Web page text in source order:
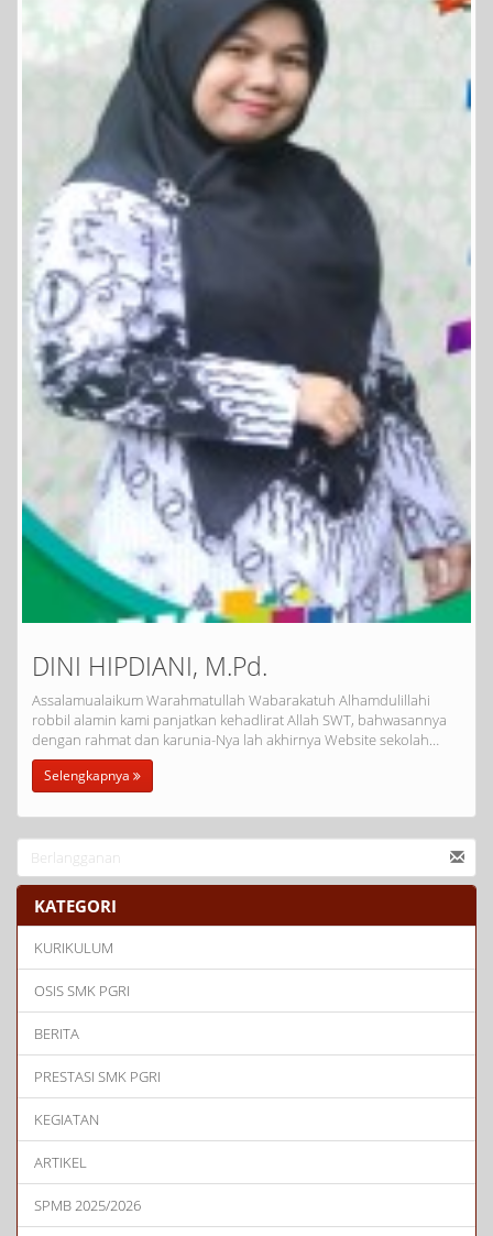
DINI HIPDIANI, M.Pd.
Assalamualaikum Warahmatullah Wabarakatuh Alhamdulillahi
robbil alamin kami panjatkan kehadlirat Allah SWT, bahwasannya
dengan rahmat dan karunia-Nya lah akhirnya Website sekolah…
Selengkapnya
KATEGORI
KURIKULUM
OSIS SMK PGRI
BERITA
PRESTASI SMK PGRI
KEGIATAN
ARTIKEL
SPMB 2025/2026